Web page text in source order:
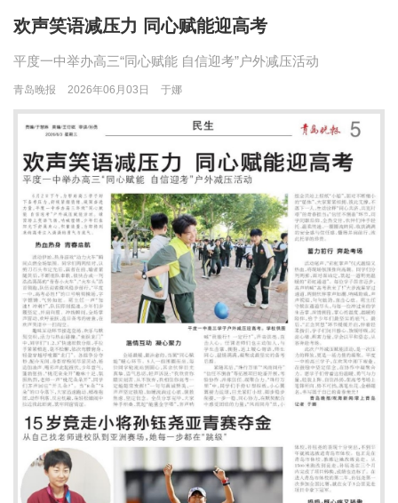
欢声笑语减压力 同心赋能迎高考
平度一中举办高三“同心赋能 自信迎考”户外减压活动
青岛晚报 2026年06月03日 于娜